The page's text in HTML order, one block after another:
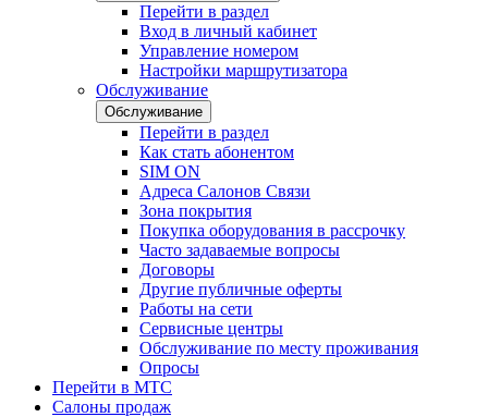
Перейти в раздел
Вход в личный кабинет
Управление номером
Настройки маршрутизатора
Обслуживание
Обслуживание
Перейти в раздел
Как стать абонентом
SIM ON
Адреса Салонов Связи
Зона покрытия
Покупка оборудования в рассрочку
Часто задаваемые вопросы
Договоры
Другие публичные оферты
Работы на сети
Сервисные центры
Обслуживание по месту проживания
Опросы
Перейти в МТС
Салоны продаж